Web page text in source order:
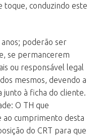
toque, conduzindo este
poderão ser
se permancerem
ou responsável legal
mesmos, devendo a
junto à ficha do cliente.
O TH que
cumprimento desta
do CRT para que